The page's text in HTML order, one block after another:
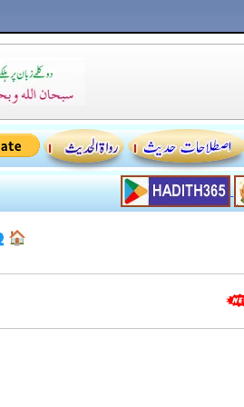
🏠